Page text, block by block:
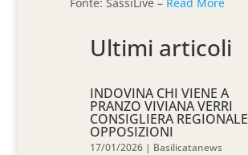
Ultimi articoli
INDOVINA CHI VIENE A
PRANZO VIVIANA VERRI
CONSIGLIERA REGIONALE
OPPOSIZIONI
17/01/2026 | Basilicatanews